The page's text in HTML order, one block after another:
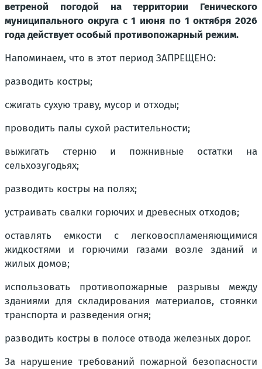
ветреной погодой на территории Генического
муниципального округа с 1 июня по 1 октября 2026
года действует особый противопожарный режим.
Напоминаем, что в этот период ЗАПРЕЩЕНО:
разводить костры;
сжигать сухую траву, мусор и отходы;
проводить палы сухой растительности;
выжигать стерню и пожнивные остатки на
сельхозугодьях;
разводить костры на полях;
устраивать свалки горючих и древесных отходов;
оставлять емкости с легковоспламеняющимися
жидкостями и горючими газами возле зданий и
жилых домов;
использовать противопожарные разрывы между
зданиями для складирования материалов, стоянки
транспорта и разведения огня;
разводить костры в полосе отвода железных дорог.
За нарушение требований пожарной безопасности